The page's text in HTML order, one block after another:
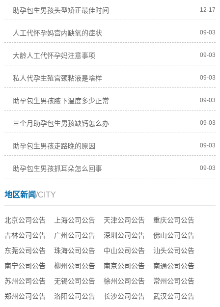
助孕包生男孩头型矫正最佳时间 12-17
人工代怀孕妈宫内缺氧的症状 09-03
大龄人工代怀孕妈注意事项 09-03
私人代孕生殖宫颈粘液是啥样 09-03
助孕包生男孩腋下温度多少正常 09-03
三个月助孕包生男孩缺钙怎么办 09-03
助孕包生男孩走路晚的原因 09-03
助孕包生男孩抓耳朵怎么回事 09-03
地区新闻/CITY
北京公司公告 上海公司公告 天津公司公告
重庆公司公告
吉林公司公告
广州公司公告 深圳公司公告
佛山公司公告
东莞公司公告
珠海公司公告 中山公司公告
汕头公司公告
南宁公司公告
柳州公司公告 南京公司公告
南通公司公告
苏州公司公告
无锡公司公告 徐州公司公告
常州公司公告
郑州公司公告
洛阳公司公告 长沙公司公告 武汉公司公告